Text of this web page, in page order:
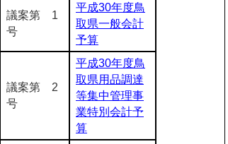
議案第 1
号
平成30年度鳥
取県一般会計
予算
議案第 2
号
平成30年度鳥
取県用品調達
等集中管理事
業特別会計予
算